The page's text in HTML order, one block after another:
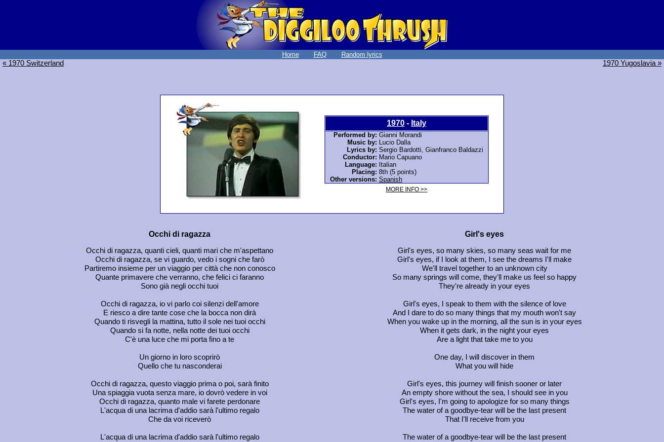
Home FAQ Random lyrics
« 1970 Switzerland 1970 Yugoslavia »
1970 - Italy
Performed by: Gianni Morandi
Music by:
Lucio Dalla
Lyrics by: Sergio Bardotti, Gianfranco Baldazzi
Conductor: Mario Capuano
Language: Italian
Placing: 8th (5 points)
Other versions: Spanish
MORE INFO >>
Occhi di ragazza Girl's eyes
Occhi di ragazza, quanti cieli, quanti mari che m'aspettano
Girl's eyes, so many skies, so many seas wait for me
Occhi di ragazza, se vi guardo, vedo i sogni che farò
Girl's eyes, if I look at them, I see the dreams I'll make
Partiremo insieme per un viaggio per città che non conosco
We'll travel together to an unknown city
Quante primavere che verranno, che felici ci faranno
So many springs will come, they'll make us feel so happy
Sono già negli occhi tuoi
They're already in your eyes
Occhi di ragazza, io vi parlo coi silenzi dell'amore
Girl's eyes, I speak to them with the silence of love
E riesco a dire tante cose che la bocca non dirà
And I dare to do so many things that my mouth won't say
Quando ti risvegli la mattina, tutto il sole nei tuoi occhi
When you wake up in the morning, all the sun is in your eyes
Quando si fa notte, nella notte dei tuoi occhi
When it gets dark, in the night your eyes
C'è una luce che mi porta fino a te
Are a light that take me to you
Un giorno in loro scoprirò
One day, I will discover in them
Quello che tu nasconderai
What you will hide
Occhi di ragazza, questo viaggio prima o poi, sarà finito
Girl's eyes, this journey will finish sooner or later
Una spiaggia vuota senza mare, io dovrò vedere in voi
An empty shore without the sea, I should see in you
Occhi di ragazza, quanto male vi farete perdonare
Girl's eyes, I'm going to apologize for so many things
L'acqua di una lacrima d'addio sarà l'ultimo regalo
The water of a goodbye-tear will be the last present
Che da voi riceverò
That I'll receive from you
L'acqua di una lacrima d'addio sarà l'ultimo regalo
The water of a goodbye-tear will be the last present